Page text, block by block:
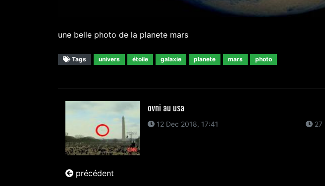
une belle photo de la planete mars
Tags univers étoile galaxie planete mars photo
ovni au usa
12 Dec 2018, 17:41
précédent
27